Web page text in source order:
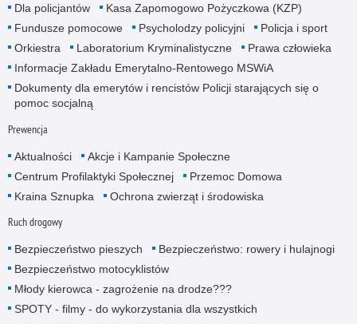
Dla policjantów
Kasa Zapomogowo Pożyczkowa (KZP)
Fundusze pomocowe
Psycholodzy policyjni
Policja i sport
Orkiestra
Laboratorium Kryminalistyczne
Prawa człowieka
Informacje Zakładu Emerytalno-Rentowego MSWiA
Dokumenty dla emerytów i rencistów Policji starających się o
pomoc socjalną
Prewencja
Aktualności
Akcje i Kampanie Społeczne
Centrum Profilaktyki Społecznej
Przemoc Domowa
Kraina Sznupka
Ochrona zwierząt i środowiska
Ruch drogowy
Bezpieczeństwo pieszych
Bezpieczeństwo: rowery i hulajnogi
Bezpieczeństwo motocyklistów
Młody kierowca - zagrożenie na drodze???
SPOTY - filmy - do wykorzystania dla wszystkich